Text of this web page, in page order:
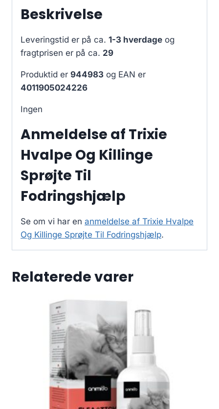
Beskrivelse
Leveringstid er på ca. 1-3 hverdage og
fragtprisen er på ca. 29
Produktid er 944983 og EAN er
4011905024226
Ingen
Anmeldelse af Trixie
Hvalpe Og Killinge
Sprøjte Til
Fodringshjælp
Se om vi har en anmeldelse af Trixie Hvalpe
Og Killinge Sprøjte Til Fodringshjælp.
Relaterede varer